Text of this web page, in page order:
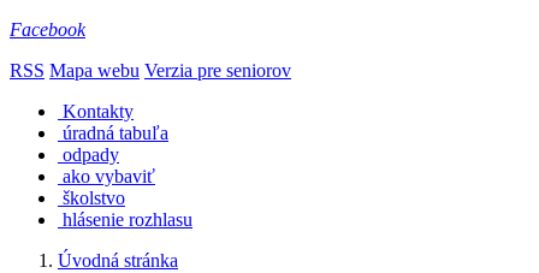
Facebook
RSS Mapa webu Verzia pre seniorov
Kontakty
úradná tabuľa
odpady
ako vybaviť
školstvo
hlásenie rozhlasu
Úvodná stránka